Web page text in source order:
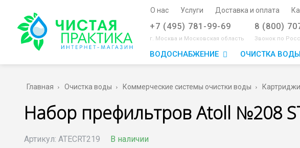
О нас Услуги Доставка и оплата
+7 (495) 781-99-69
г. Москва и Московская область
8 (800)
Звонок по
ВОДОСНАБЖЕНИЕ ОЧИСТКА ВОДЫ
Главная Очистка воды Коммерческие системы очистки воды
Набор префильтров Atoll №208
Артикул: ATECRT219 В наличии